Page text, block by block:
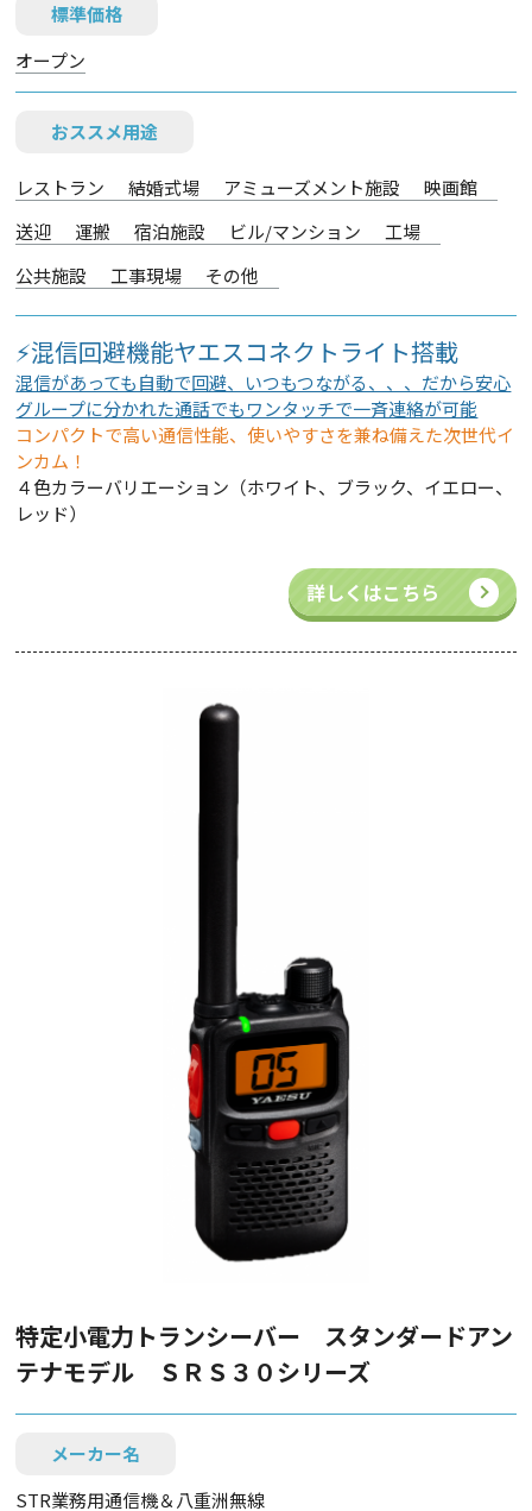
標準価格
オープン
おススメ用途
レストラン 結婚式場 アミューズメント施設
映画館
送迎
運搬 宿泊施設 ビル/マンション
工場
公共施設
工事現場 その他
⚡混信回避機能ヤエスコネクトライト搭載
混信があっても自動で回避、いつもつながる、、、だから安心
グループに分かれた通話でもワンタッチで一斉連絡が可能
コンパクトで高い通信性能、使いやすさを兼ね備えた次世代イ
ンカム！
４色カラーバリエーション（ホワイト、ブラック、イエロー、
レッド）
詳しくはこちら
特定小電力トランシーバー スタンダードアン
テナモデル ＳＲＳ３０シリーズ
メーカー名
STR業務用通信機＆八重洲無線